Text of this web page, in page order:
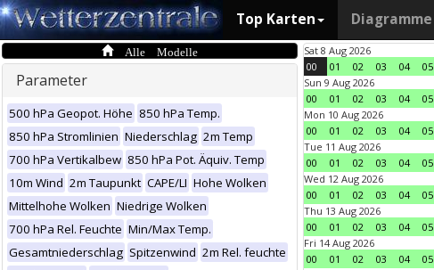
Top Karten Diagramme
Alle Modelle
Parameter
500 hPa Geopot. Höhe 850 hPa Temp.
850 hPa Stromlinien Niederschlag 2m Temp
700 hPa Vertikalbew 850 hPa Pot. Äquiv. Temp
10m Wind 2m Taupunkt CAPE/LI Hohe Wolken
Mittelhohe Wolken Niedrige Wolken
700 hPa Rel. Feuchte Min/Max Temp.
Gesamtniederschlag Spitzenwind 2m Rel. feuchte
Sat 8 Aug 2026
00
01 02 03 04 05
Sun 9 Aug 2026
00
01 02 03 04 05
Mon 10 Aug 2026
00
01 02 03 04 05
Tue 11 Aug 2026
00
01 02 03 04 05
Wed 12 Aug 2026
00
01 02 03 04 05
Thu 13 Aug 2026
00
01 02 03 04 05
Fri 14 Aug 2026
00
01 02 03 04 05